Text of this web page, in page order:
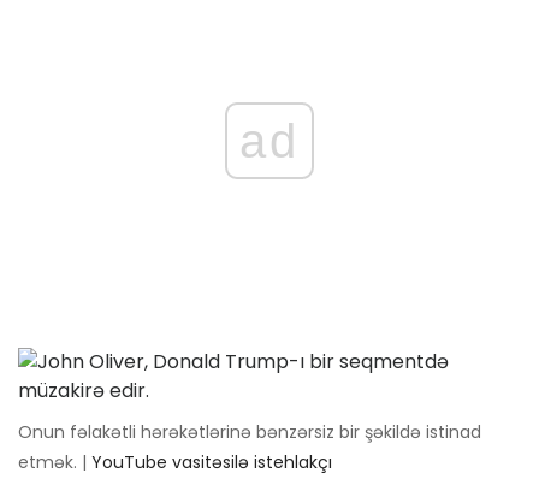
ad
Onun fəlakətli hərəkətlərinə bənzərsiz bir şəkildə istinad
etmək. | YouTube vasitəsilə istehlakçı